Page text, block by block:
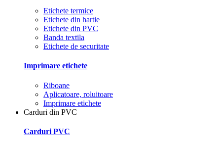
Etichete termice
Etichete din hartie
Etichete din PVC
Banda textila
Etichete de securitate
Imprimare etichete
Riboane
Aplicatoare, roluitoare
Imprimare etichete
Carduri din PVC
Carduri PVC